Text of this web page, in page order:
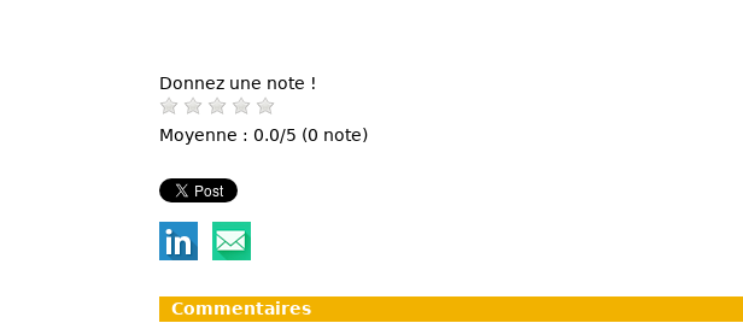
Donnez une note !
Moyenne : 0.0/5 (0 note)
Commentaires